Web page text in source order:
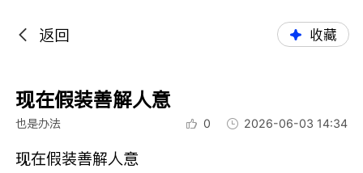
返回 收藏
现在假装善解人意
也是办法 0 2026-06-03 14:34
现在假装善解人意